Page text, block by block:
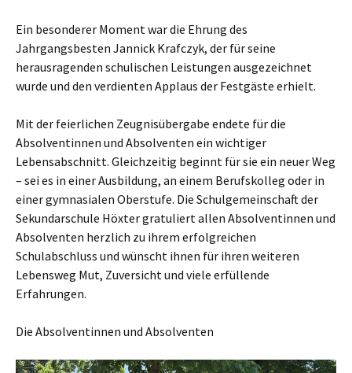
Ein besonderer Moment war die Ehrung des
Jahrgangsbesten Jannick Krafczyk, der für seine
herausragenden schulischen Leistungen ausgezeichnet
wurde und den verdienten Applaus der Festgäste erhielt.
Mit der feierlichen Zeugnisübergabe endete für die
Absolventinnen und Absolventen ein wichtiger
Lebensabschnitt. Gleichzeitig beginnt für sie ein neuer Weg
– sei es in einer Ausbildung, an einem Berufskolleg oder in
einer gymnasialen Oberstufe. Die Schulgemeinschaft der
Sekundarschule Höxter gratuliert allen Absolventinnen und
Absolventen herzlich zu ihrem erfolgreichen
Schulabschluss und wünscht ihnen für ihren weiteren
Lebensweg Mut, Zuversicht und viele erfüllende
Erfahrungen.
Die Absolventinnen und Absolventen